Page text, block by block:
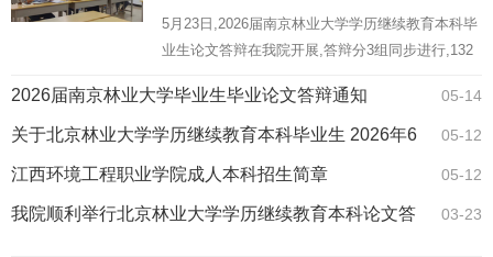
5月23日,2026届南京林业大学学历继续教育本科毕
业生论文答辩在我院开展,答辩分3组同步进行,132
育与培训学院提前统筹部署,开展论文指导、遴选评
审师资,严格落实上...
05-14
2026届南京林业大学毕业生毕业论文答辩通知
05-12
关于北京林业大学学历继续教育本科毕业生 2026年6
月学位论文答辩的通知 05-12
江西环境工程职业学院成人本科招生简章
03-23
我院顺利举行北京林业大学学历继续教育本科论文答